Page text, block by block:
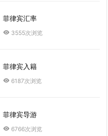
菲律宾汇率
3555次浏览
菲律宾入籍
6187次浏览
菲律宾导游
6766次浏览